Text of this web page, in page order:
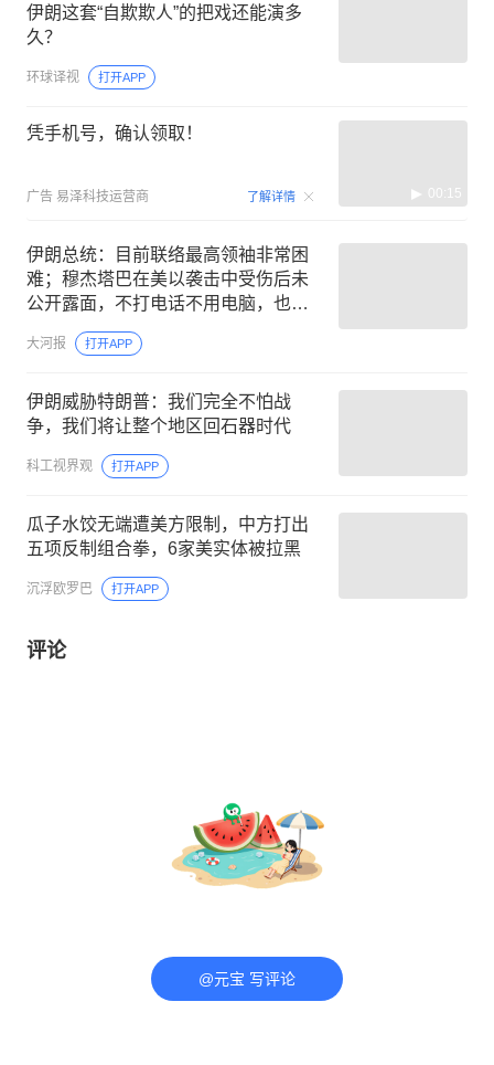
伊朗这套“自欺欺人”的把戏还能演多
久？
环球译视 打开APP
凭手机号，确认领取！
广告 易泽科技运营商 了解详情 00:15
伊朗总统：目前联络最高领袖非常困
难；穆杰塔巴在美以袭击中受伤后未
公开露面，不打电话不用电脑，也未
出席父亲葬礼
大河报 打开APP
伊朗威胁特朗普：我们完全不怕战
争，我们将让整个地区回石器时代
科工视界观 打开APP
瓜子水饺无端遭美方限制，中方打出
五项反制组合拳，6家美实体被拉黑
沉浮欧罗巴 打开APP
评论
@元宝 写评论